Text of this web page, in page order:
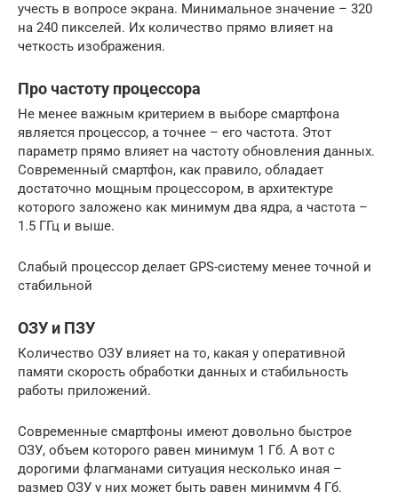
учесть в вопросе экрана. Минимальное значение – 320
на 240 пикселей. Их количество прямо влияет на
четкость изображения.
Про частоту процессора
Не менее важным критерием в выборе смартфона
является процессор, а точнее – его частота. Этот
параметр прямо влияет на частоту обновления данных.
Современный смартфон, как правило, обладает
достаточно мощным процессором, в архитектуре
которого заложено как минимум два ядра, а частота –
1.5 ГГц и выше.
Слабый процессор делает GPS-систему менее точной и
стабильной
ОЗУ и ПЗУ
Количество ОЗУ влияет на то, какая у оперативной
памяти скорость обработки данных и стабильность
работы приложений.
Современные смартфоны имеют довольно быстрое
ОЗУ, объем которого равен минимум 1 Гб. А вот с
дорогими флагманами ситуация несколько иная –
размер ОЗУ у них может быть равен минимум 4 Гб.